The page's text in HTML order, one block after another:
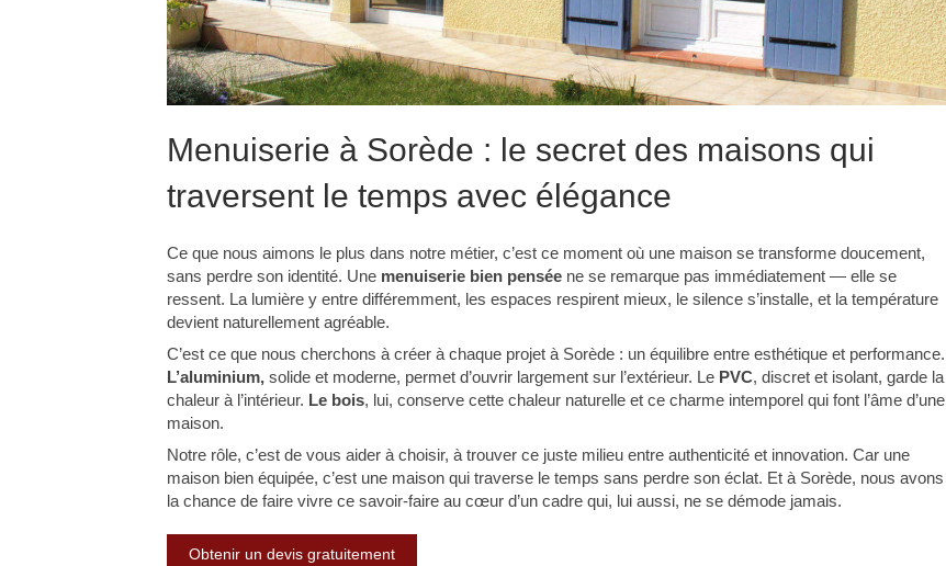
Menuiserie à Sorède : le secret des maisons qui
traversent le temps avec élégance
Ce que nous aimons le plus dans notre métier, c’est ce moment où une maison se transforme doucement,
sans perdre son identité. Une menuiserie bien pensée ne se remarque pas immédiatement — elle se
ressent. La lumière y entre différemment, les espaces respirent mieux, le silence s’installe, et la température
devient naturellement agréable.
C’est ce que nous cherchons à créer à chaque projet à Sorède : un équilibre entre esthétique et performance.
L’aluminium, solide et moderne, permet d’ouvrir largement sur l’extérieur. Le PVC, discret et isolant, garde la
chaleur à l’intérieur. Le bois, lui, conserve cette chaleur naturelle et ce charme intemporel qui font l’âme d’une
maison.
Notre rôle, c’est de vous aider à choisir, à trouver ce juste milieu entre authenticité et innovation. Car une
maison bien équipée, c’est une maison qui traverse le temps sans perdre son éclat. Et à Sorède, nous avons
la chance de faire vivre ce savoir-faire au cœur d’un cadre qui, lui aussi, ne se démode jamais.
Obtenir un devis gratuitement